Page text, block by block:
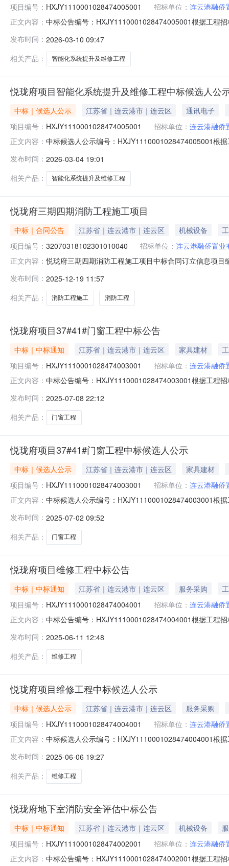
项目编号： HXJY1110001028474005001 招标单位： 连云港融侨
正文内容： 中标公告编号：HXJY1110001028474005001根据工程
负责人（项目经理）：王迪。中标工期：30日历天。
发布时间： 2026-03-10 09:47
相关产品：
智能化系统提升及维修工程
悦珑府项目智能化系统提升及维修工程中标候选人公
中标｜候选人公示 江苏省｜连云港市｜连云区
通讯电子
项目编号： HXJY1110001028474005001 招标单位： 连云港融侨
正文内容： 中标候选人公示编号：HXJY1110001028474005001根
币）。质量标准：合格。项目负责人（项目经理）：王
项目负责人（
发布时间： 2026-03-04 19:01
相关产品：
智能化系统提升及维修工程
悦珑府三期四期消防工程施工项目
中标｜合同公告 江苏省｜连云港市｜连云区 机械设备
项目编号： 32070318102301010040 招标单位： 连云港融侨置业
正文内容： 悦珑府三期四期消防工程施工项目中标合同订立信息项
时间*2025-12-19合同工期（天）*344价款形式代码*金
发布时间： 2025-12-19 11:57
相关产品：
消防工程施工 消防工程
悦珑府项目37#41#门窗工程中标公告
中标｜中标通知 江苏省｜连云港市｜连云区 家具建材
项目编号： HXJY1110001028474003001 招标单位： 连云港融侨
正文内容： 中标公告编号：HXJY1110001028474003001根据工程
合格正品，完全符合采购文件规定的质量、规格和性能
证。中标项目负责
发布时间： 2025-07-08 22:12
相关产品：
门窗工程
悦珑府项目37#41#门窗工程中标候选人公示
中标｜候选人公示 江苏省｜连云港市｜连云区
家具建材
项目编号： HXJY1110001028474003001 招标单位： 连云港融侨
正文内容： 中标候选人公示编号：HXJY1110001028474003001根
格。项目负责人（项目经理）：丁聪。第二中标候选人
伟。第
发布时间： 2025-07-02 09:52
相关产品：
门窗工程
悦珑府项目维修工程中标公告
中标｜中标通知 江苏省｜连云港市｜连云区 服务采购
项目编号： HXJY1110001028474004001 招标单位： 连云港融侨
正文内容： 中标公告编号：HXJY1110001028474004001根据工程
徐荣全。2025年6月11日
发布时间： 2025-06-11 12:48
相关产品：
维修工程
悦珑府项目维修工程中标候选人公示
中标｜候选人公示 江苏省｜连云港市｜连云区
服务采购
项目编号： HXJY1110001028474004001 招标单位： 连云港融侨
正文内容： 中标候选人公示编号：HXJY1110001028474004001根
项目负责人（项目经理）：徐荣全。第二中标候选人名
明轩。第三中
发布时间： 2025-06-06 19:27
相关产品：
维修工程
悦珑府地下室消防安全评估中标公告
中标｜中标通知 江苏省｜连云港市｜连云区 机械设备
项目编号： HXJY1110001028474002001 招标单位： 连云港融侨
正文内容： 中标公告编号：HXJY1110001028474002001根据工程